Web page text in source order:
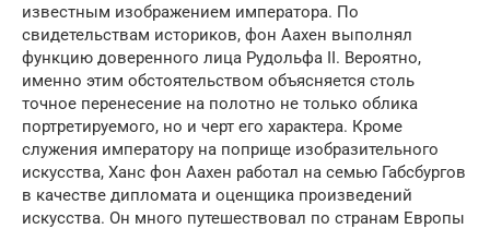
известным изображением императора. По
свидетельствам историков, фон Аахен выполнял
функцию доверенного лица Рудольфа II. Вероятно,
именно этим обстоятельством объясняется столь
точное перенесение на полотно не только облика
портретируемого, но и черт его характера. Кроме
служения императору на поприще изобразительного
искусства, Ханс фон Аахен работал на семью Габсбургов
в качестве дипломата и оценщика произведений
искусства. Он много путешествовал по странам Европы